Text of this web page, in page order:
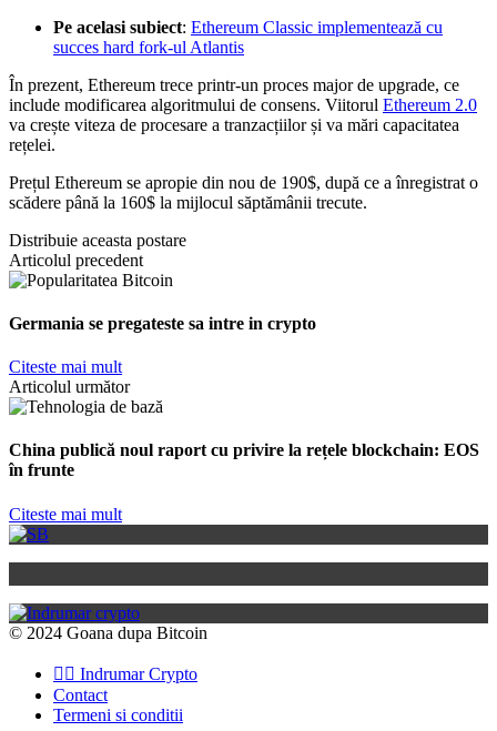
Pe acelasi subiect: Ethereum Classic implementează cu
succes hard fork-ul Atlantis
În prezent, Ethereum trece printr-un proces major de upgrade, ce
include modificarea algoritmului de consens. Viitorul Ethereum 2.0
va crește viteza de procesare a tranzacțiilor și va mări capacitatea
rețelei.
Prețul Ethereum se apropie din nou de 190$, după ce a înregistrat o
scădere până la 160$ la mijlocul săptămânii trecute.
Distribuie aceasta postare
Articolul precedent
Germania se pregateste sa intre in crypto
Citeste mai mult
Articolul următor
China publică noul raport cu privire la rețele blockchain: EOS
în frunte
Citeste mai mult
© 2024 Goana dupa Bitcoin
👉🏽 Indrumar Crypto
Contact
Termeni si conditii